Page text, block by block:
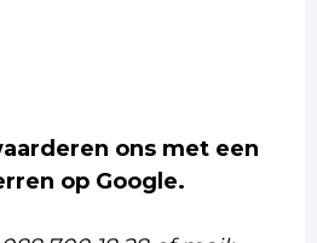
ons met een
op Google.